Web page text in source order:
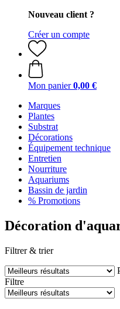
Nouveau client ?
Créer un compte
Mon panier 0,00 €
Marques
Plantes
Substrat
Décorations
Équipement technique
Entretien
Nourriture
Aquariums
Bassin de jardin
% Promotions
Décoration
Filtrer & trier
Filtre